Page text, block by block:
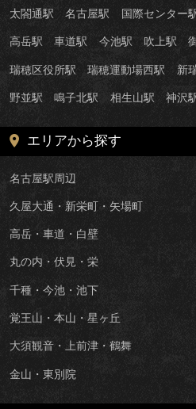
太閤通駅 名古屋駅 国際センター
高岳駅 車道駅 今池駅 吹上駅
瑞穂区役所駅 瑞穂運動場西駅 新
野並駅 鳴子北駅 相生山駅 神沢
エリアから探す
名古屋駅周辺
久屋大通・新栄町・矢場町
高岳・車道・白壁
丸の内・伏見・栄
千種・今池・池下
覚王山・本山・星ヶ丘
大須観音・上前津・鶴舞
金山・東別院